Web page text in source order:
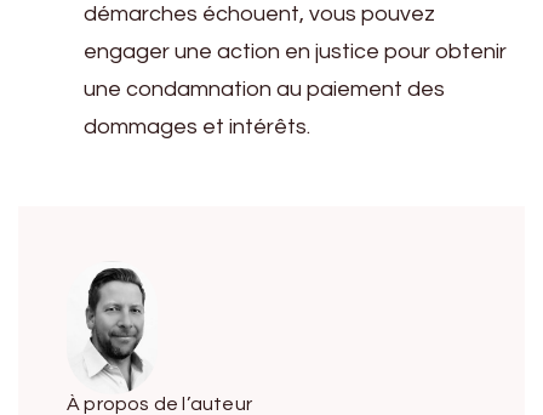
démarches échouent, vous pouvez
engager une action en justice pour obtenir
une condamnation au paiement des
dommages et intérêts.
À propos de l’auteur